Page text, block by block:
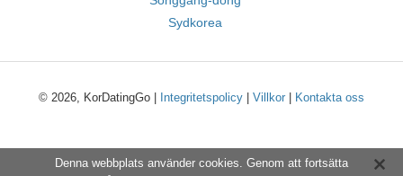
Sydkorea
© 2026, KorDatingGo | Integritetspolicy Villkor Kontakta oss
Denna webbplats använder cookies. Genom att fortsätta